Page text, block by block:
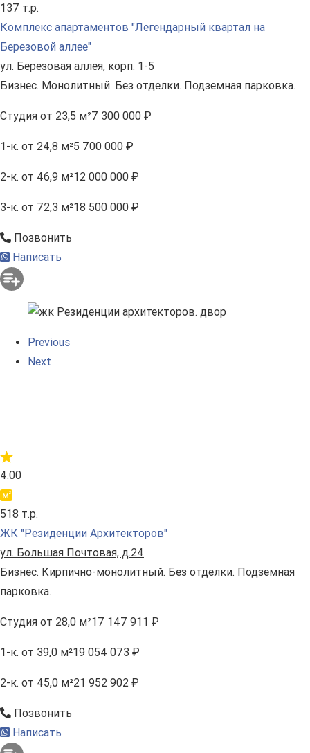
длительный срок кредитования (до 20 лет).
137 т.р.
Комплекс апартаментов "Легендарный квартал на
Березовой аллее"
ул. Березовая аллея, корп. 1-5
Бизнес. Монолитный. Без отделки. Подземная парковка.
Студия от 23,5 м²7 300 000 ₽
1-к. от 24,8 м²5 700 000 ₽
2-к. от 46,9 м²12 000 000 ₽
3-к. от 72,3 м²18 500 000 ₽
Позвонить
Написать
Previous
Next
4.00
518 т.р.
ЖК "Резиденции Архитекторов"
ул. Большая Почтовая, д.24
Бизнес. Кирпично-монолитный. Без отделки. Подземная
парковка.
Студия от 28,0 м²17 147 911 ₽
1-к. от 39,0 м²19 054 073 ₽
2-к. от 45,0 м²21 952 902 ₽
Позвонить
Написать